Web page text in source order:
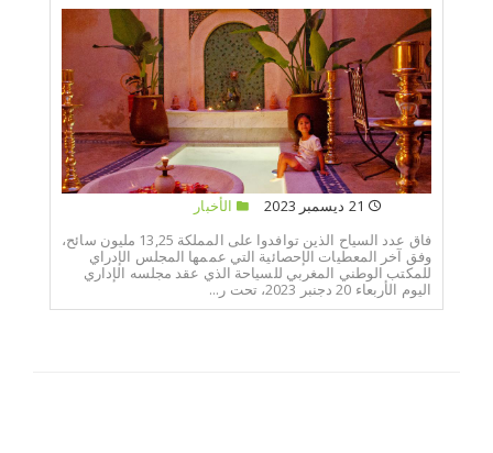
الأخبار
فاق عدد السياح الذين توافدوا على المملكة 13,25 مليون سائح،
وفق آخر المعطيات الإحصائية التي عممها المجلس الإدراي
للمكتب الوطني المغربي للسياحة الذي عقد مجلسه الإداري
اليوم الأربعاء 20 دجنبر 2023، تحت ر...